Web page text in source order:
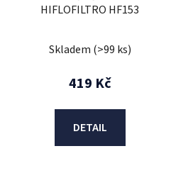
HIFLOFILTRO HF153
Skladem (>99 ks)
419 Kč
DETAIL